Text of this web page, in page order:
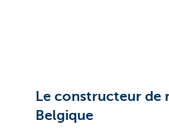
Le constructeur de
Belgique